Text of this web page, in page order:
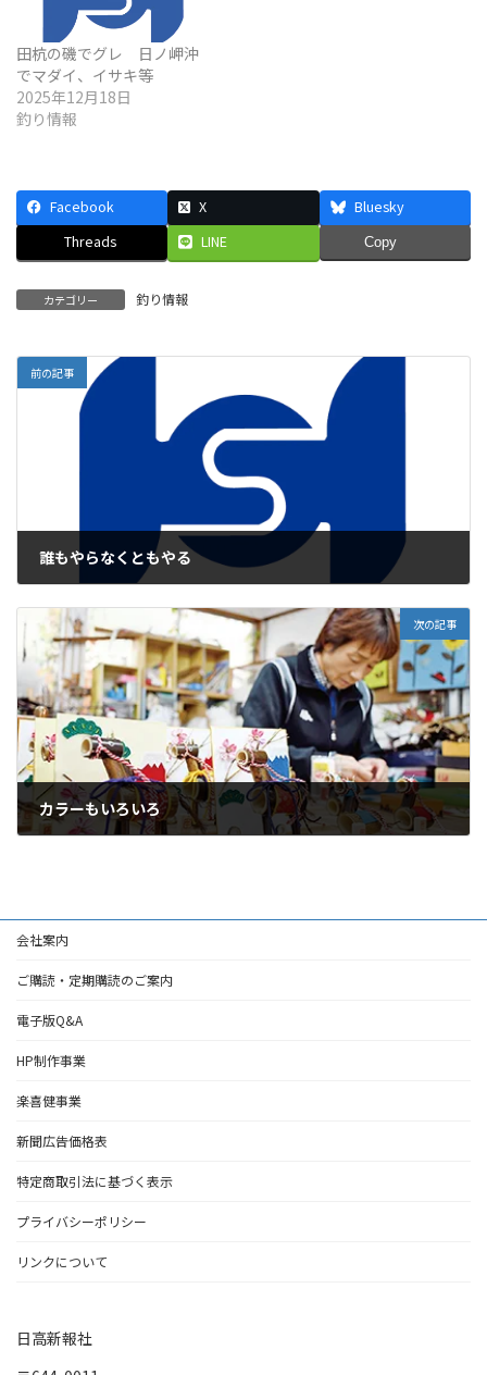
田杭の磯でグレ 日ノ岬沖
でマダイ、イサキ等
2025年12月18日
釣り情報
Facebook X
Bluesky
Threads
LINE Copy
カテゴリー 釣り情報
前の記事
誰もやらなくともやる
次の記事
カラーもいろいろ
会社案内
ご購読・定期購読のご案内
電子版Q&A
HP制作事業
楽喜健事業
新聞広告価格表
特定商取引法に基づく表示
プライバシーポリシー
リンクについて
日高新報社